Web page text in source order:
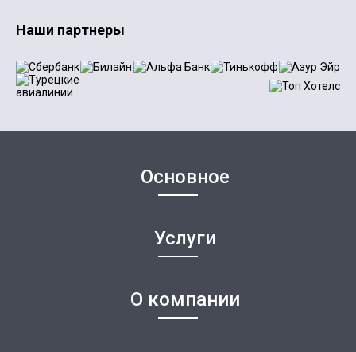
Наши партнеры
Основное
Услуги
О компании